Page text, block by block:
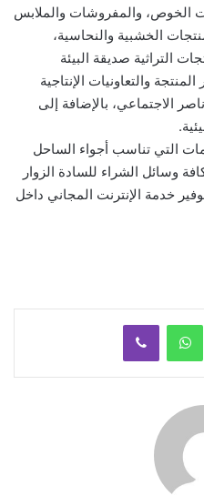
الخوص، والمفروشات والملابس
الخشبية والنحاسية،
التراثية صديقة البيئة
والتعاونيات الإنتاجية
الاجتماعي، بالإضافة إلى
التي تناسب أجواء الساحل
وسائل الشراء للسادة الزوار
خدمة الإنترنت المجاني داخل
واتساب ڤايبر